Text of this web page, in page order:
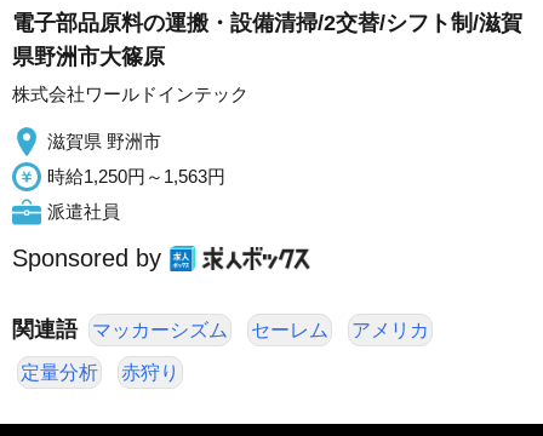
電子部品原料の運搬・設備清掃/2交替/シフト制/滋賀
県野洲市大篠原
株式会社ワールドインテック
滋賀県 野洲市
時給1,250円～1,563円
派遣社員
Sponsored by
関連語 マッカーシズム セーレム アメリカ
定量分析 赤狩り